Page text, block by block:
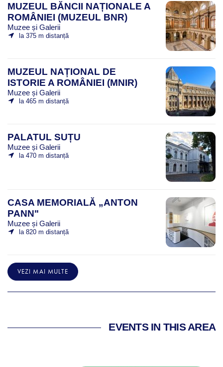
MUZEUL BĂNCII NAȚIONALE A
ROMÂNIEI (MUZEUL BNR)
Muzee și Galerii
la 375 m distanță
MUZEUL NAȚIONAL DE
ISTORIE A ROMÂNIEI (MNIR)
Muzee și Galerii
la 465 m distanță
PALATUL SUȚU
Muzee și Galerii
la 470 m distanță
CASA MEMORIALĂ „ANTON
PANN"
Muzee și Galerii
la 820 m distanță
VEZI MAI MULTE
EVENTS IN THIS AREA